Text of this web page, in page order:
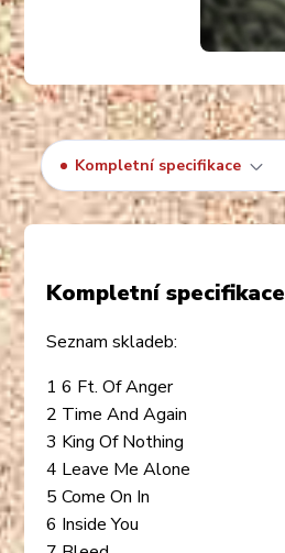
Kompletní specifikace
Kompletní specifikace
Seznam skladeb:
1 6 Ft. Of Anger
2 Time And Again
3 King Of Nothing
4 Leave Me Alone
5 Come On In
6 Inside You